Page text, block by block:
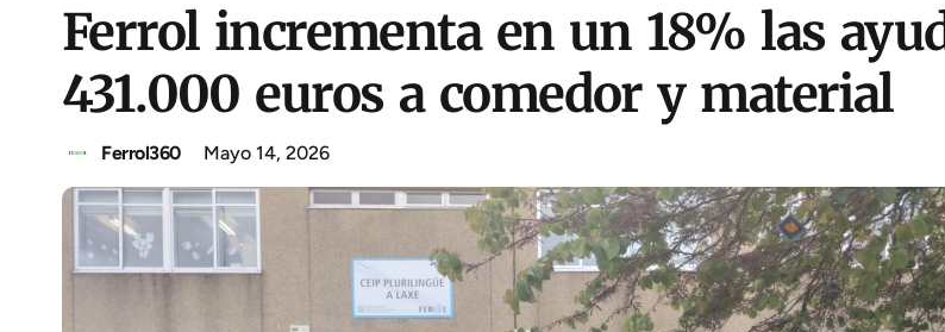
Ferrol incrementa en un 18% las
431.000 euros a comedor y material
Ferrol360 Mayo 14, 2026